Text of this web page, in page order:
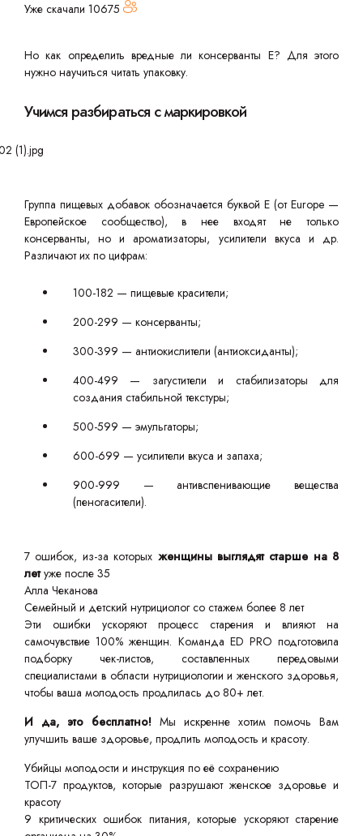
Уже скачали 10675
Но как определить вредные ли консерванты Е? Для этого
нужно научиться читать упаковку.
Учимся разбираться с маркировкой
Группа пищевых добавок обозначается буквой Е (от Europe —
Европейское сообщество), в нее входят не только
консерванты, но и ароматизаторы, усилители вкуса и др.
Различают их по цифрам:
100-182 — пищевые красители;
200-299 — консерванты;
300-399 — антиокислители (антиоксиданты);
400-499 — загустители и стабилизаторы для
создания стабильной текстуры;
500-599 — эмульгаторы;
600-699 — усилители вкуса и запаха;
900-999 — антивспенивающие вещества
(пеногасители).
7 ошибок, из-за которых женщины выглядят старше на 8
летуже после 35
Алла Чеканова
Семейный и детский нутрициолог со стажем более 8 лет
Эти ошибки ускоряют процесс старения и влияют на
самочувствие 100% женщин. Команда ED PRO подготовила
подборку чек-листов, составленных передовыми
специалистами в области нутрициологии и женского здоровья,
чтобы ваша молодость продлилась до 80+ лет.
И да, это бесплатно! Мы искренне хотим помочь Вам
улучшить ваше здоровье, продлить молодость и красоту.
Убийцы молодости и инструкция по её сохранению
ТОП-7 продуктов, которые разрушают женское здоровье и
красоту
9 критических ошибок питания, которые ускоряют старение